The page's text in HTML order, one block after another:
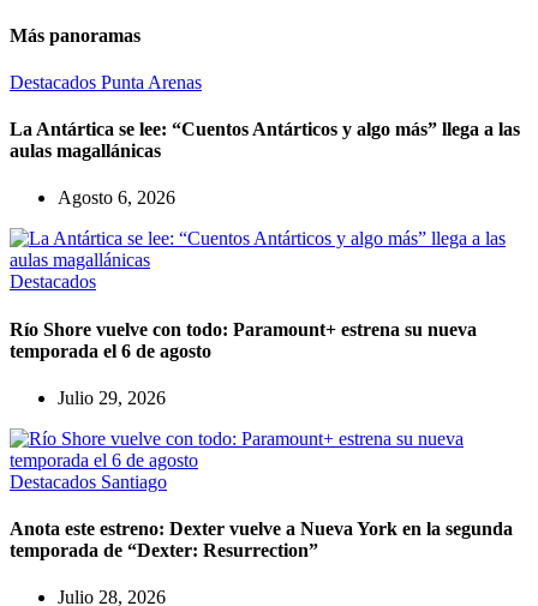
Más panoramas
Destacados Punta Arenas
La Antártica se lee: “Cuentos Antárticos y algo más” llega a las
aulas magallánicas
Agosto 6, 2026
Destacados
Río Shore vuelve con todo: Paramount+ estrena su nueva
temporada el 6 de agosto
Julio 29, 2026
Destacados Santiago
Anota este estreno: Dexter vuelve a Nueva York en la segunda
temporada de “Dexter: Resurrection”
Julio 28, 2026